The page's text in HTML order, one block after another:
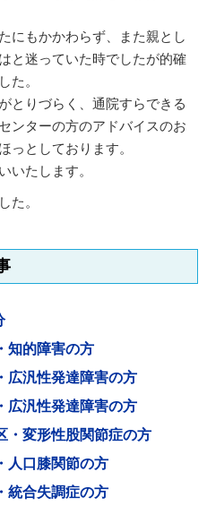
にもかかわらず、また親とし
と迷っていた時でしたが的確
た。
とりづらく、通院すらできる
ンターの方のアドバイスのお
っとしております。
いたします。
た。
知的障害の方
汎性発達障害の方
汎性発達障害の方
変形性股関節症の方
口膝関節の方
合失調症の方